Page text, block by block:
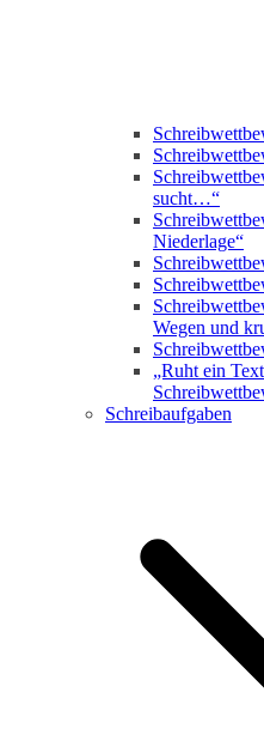
sucht…“
Niederlage“
Wegen und
„Ruht ein
Schreibaufgaben